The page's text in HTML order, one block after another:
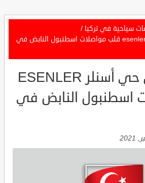
سياحية في تركيا /
معلومات عن حي أسنلر esenler قلب مواصلات اسطنبول النابض في
معلومات عن حي أسنلر ESENLER
اسطنبول النابض في